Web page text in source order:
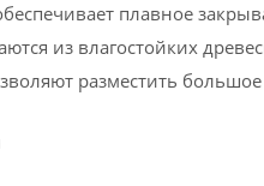
плавное
из влагостойких
разместить